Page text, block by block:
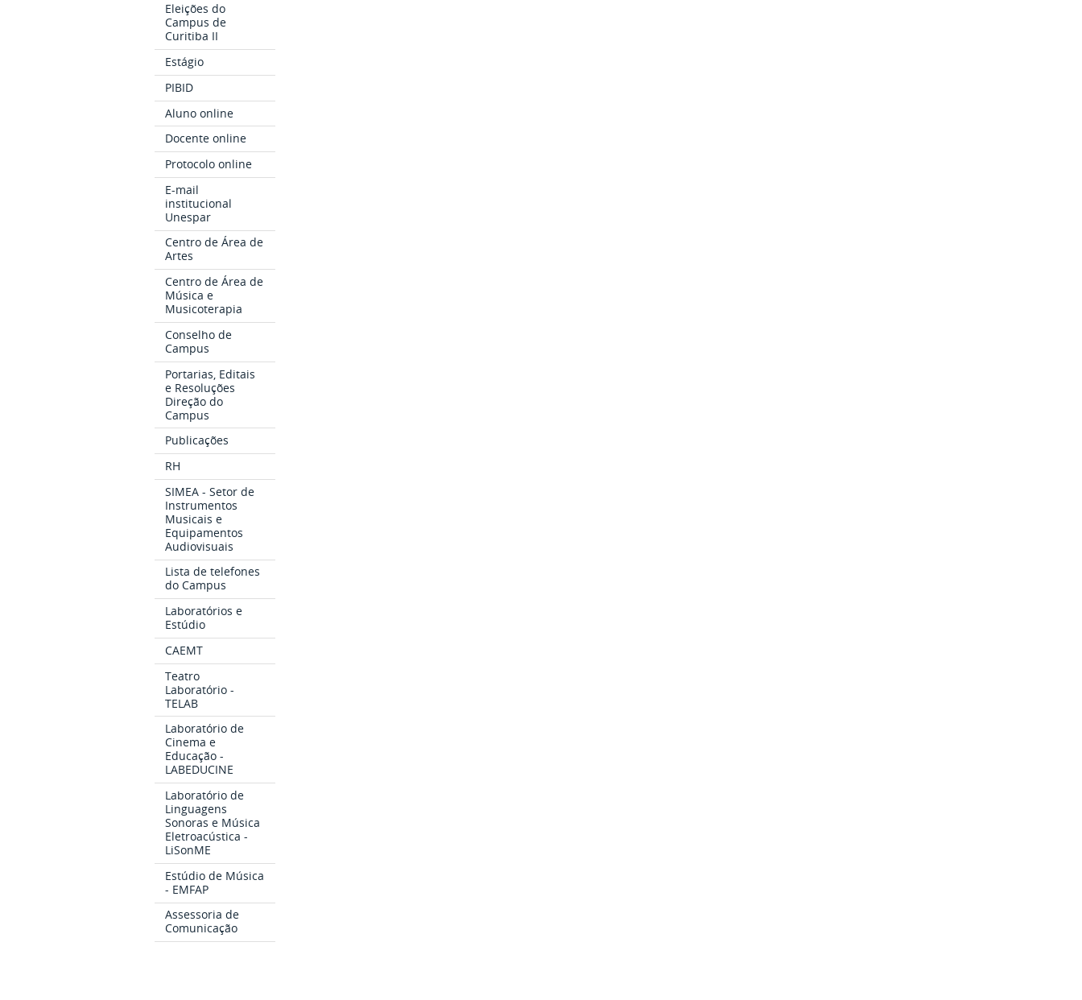
Eleições do
Campus de
Curitiba II
Estágio
PIBID
Aluno online
Docente online
Protocolo online
E-mail
institucional
Unespar
Centro de Área de
Artes
Centro de Área de
Música e
Musicoterapia
Conselho de
Campus
Portarias, Editais
e Resoluções
Direção do
Campus
Publicações
RH
SIMEA - Setor de
Instrumentos
Musicais e
Equipamentos
Audiovisuais
Lista de telefones
do Campus
Laboratórios e
Estúdio
CAEMT
Teatro
Laboratório -
TELAB
Laboratório de
Cinema e
Educação -
LABEDUCINE
Laboratório de
Linguagens
Sonoras e Música
Eletroacústica -
LiSonME
Estúdio de Música
- EMFAP
Assessoria de
Comunicação